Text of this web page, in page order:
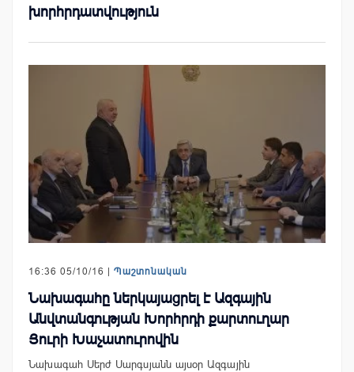
խորհրդատվություն
16:36 05/10/16 | Պաշտոնական
Նախագահը ներկայացրել է Ազգային
Անվտանգության Խորհրդի քարտուղար
Յուրի Խաչատուրովին
Նախագահ Սերժ Սարգսյանն այսօր Ազգային